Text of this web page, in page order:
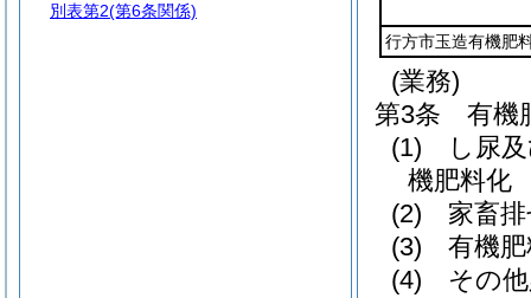
行方市玉造有機肥
(業務)
第3条
有機
(1)
し尿
機肥料化
(2)
家畜
(3)
有機
(4)
その
別表第2(第6条関係)